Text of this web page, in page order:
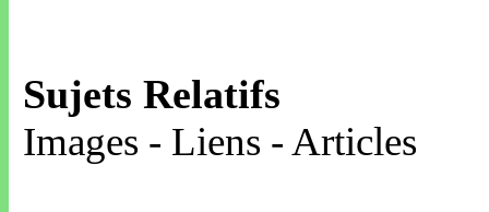
Sujets Relatifs
Images - Liens - Articles